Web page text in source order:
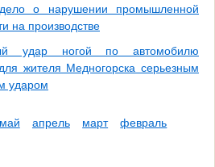
дело о нарушении промышленной
на производстве
удар ногой по автомобилю
жителя Медногорска серьезным
ударом
май апрель март
февраль